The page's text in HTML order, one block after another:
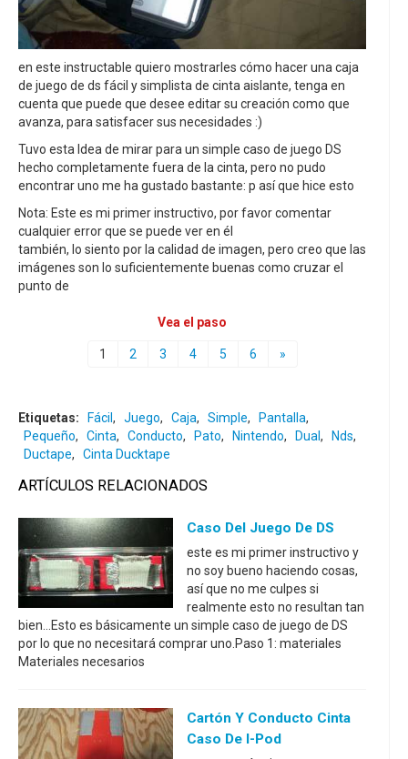
en este instructable quiero mostrarles cómo hacer una caja
de juego de ds fácil y simplista de cinta aislante, tenga en
cuenta que puede que desee editar su creación como que
avanza, para satisfacer sus necesidades :)
Tuvo esta Idea de mirar para un simple caso de juego DS
hecho completamente fuera de la cinta, pero no pudo
encontrar uno me ha gustado bastante: p así que hice esto
Nota: Este es mi primer instructivo, por favor comentar
cualquier error que se puede ver en él
también, lo siento por la calidad de imagen, pero creo que las
imágenes son lo suficientemente buenas como cruzar el
punto de
Vea el paso
1 2 3 4 5 6 »
Etiquetas: Fácil, Juego, Caja, Simple, Pantalla,
Pequeño, Cinta, Conducto, Pato, Nintendo, Dual, Nds,
Ductape, Cinta Ducktape
ARTÍCULOS RELACIONADOS
Caso Del Juego De DS
este es mi primer instructivo y
no soy bueno haciendo cosas,
así que no me culpes si
realmente esto no resultan tan
bien...Esto es básicamente un simple caso de juego de DS
por lo que no necesitará comprar uno.Paso 1: materiales
Materiales necesarios
Cartón Y Conducto Cinta
Caso De I-Pod